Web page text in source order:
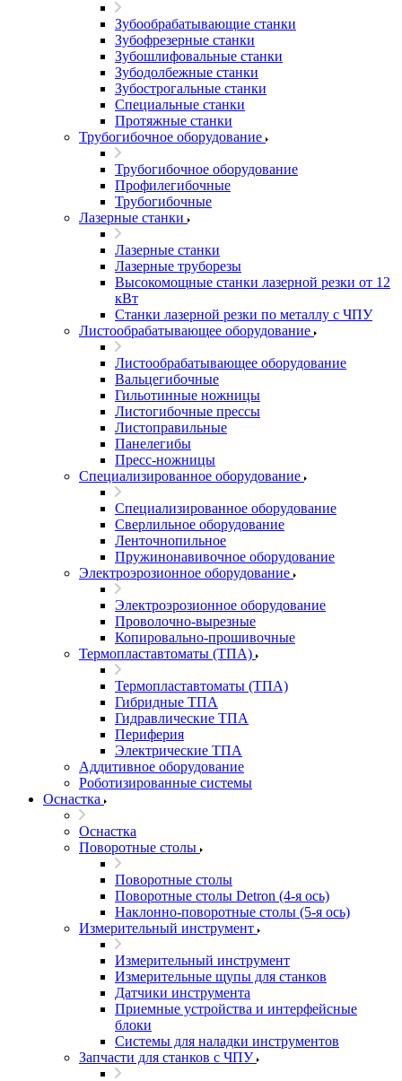
Зубообрабатывающие станки
Зубофрезерные станки
Зубошлифовальные станки
Зубодолбежные станки
Зубострогальные станки
Специальные станки
Протяжные станки
Трубогибочное оборудование
Трубогибочное оборудование
Профилегибочные
Трубогибочные
Лазерные станки
Лазерные станки
Лазерные труборезы
Высокомощные станки лазерной резки от 12
кВт
Станки лазерной резки по металлу с ЧПУ
Листообрабатывающее оборудование
Листообрабатывающее оборудование
Вальцегибочные
Гильотинные ножницы
Листогибочные прессы
Листоправильные
Панелегибы
Пресс-ножницы
Специализированное оборудование
Специализированное оборудование
Сверлильное оборудование
Ленточнопильное
Пружинонавивочное оборудование
Электроэрозионное оборудование
Электроэрозионное оборудование
Проволочно-вырезные
Копировально-прошивочные
Термопластавтоматы (ТПА)
Термопластавтоматы (ТПА)
Гибридные ТПА
Гидравлические ТПА
Периферия
Электрические ТПА
Аддитивное оборудование
Роботизированные системы
Оснастка
Оснастка
Поворотные столы
Поворотные столы
Поворотные столы Detron (4-я ось)
Наклонно-поворотные столы (5-я ось)
Измерительный инструмент
Измерительный инструмент
Измерительные щупы для станков
Датчики инструмента
Приемные устройства и интерфейсные
блоки
Системы для наладки инструментов
Запчасти для станков с ЧПУ